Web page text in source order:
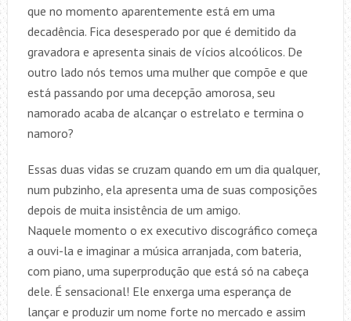
que no momento aparentemente está em uma
decadência. Fica desesperado por que é demitido da
gravadora e apresenta sinais de vícios alcoólicos. De
outro lado nós temos uma mulher que compõe e que
está passando por uma decepção amorosa, seu
namorado acaba de alcançar o estrelato e termina o
namoro?
Essas duas vidas se cruzam quando em um dia qualquer,
num pubzinho, ela apresenta uma de suas composições
depois de muita insistência de um amigo.
Naquele momento o ex executivo discográfico começa
a ouvi-la e imaginar a música arranjada, com bateria,
com piano, uma superprodução que está só na cabeça
dele. É sensacional! Ele enxerga uma esperança de
lançar e produzir um nome forte no mercado e assim